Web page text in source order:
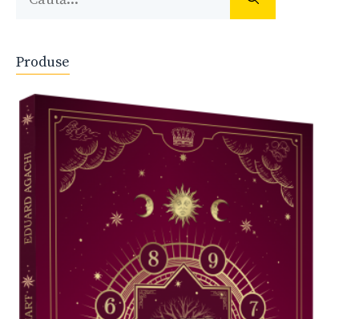
Produse